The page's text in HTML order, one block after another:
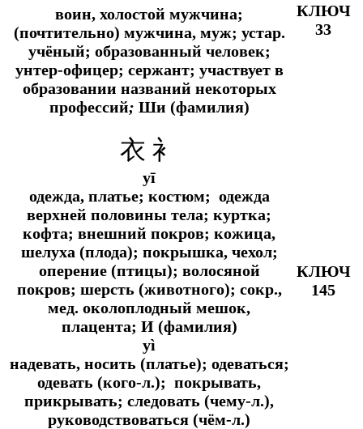
воин, холостой мужчина;
(почтительно) мужчина, муж; устар.
учёный; образованный человек;
унтер-офицер; сержант; участвует в
образовании названий некоторых
профессий; Ши (фамилия)
КЛЮЧ
33
衣 衤
yī
одежда, платье; костюм; одежда
верхней половины тела; куртка;
кофта; внешний покров; кожица,
шелуха (плода); покрышка, чехол;
оперение (птицы); волосяной
покров; шерсть (животного); сокр.,
мед. околоплодный мешок,
плацента; И (фамилия)
yì
надевать, носить (платье); одеваться;
одевать (кого-л.); покрывать,
прикрывать; следовать (чему-л.),
руководствоваться (чём-л.)
КЛЮЧ
145